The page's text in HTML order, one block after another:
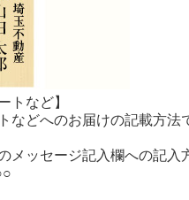
トなど】
などへのお届けの記載方法
メッセージ記入欄への記入